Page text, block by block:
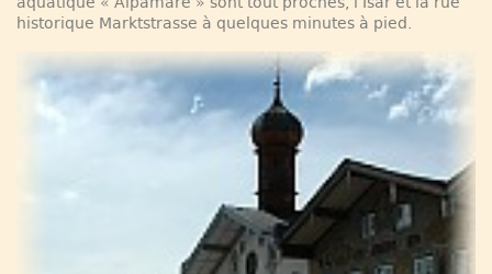
historique Marktstrasse à quelques minutes à pied.